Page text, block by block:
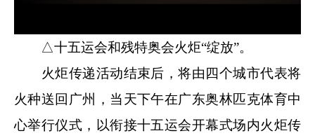
△十五运会和残特奥会火炬“绽放”。
火炬传递活动结束后，将由四个城市代表将
火种送回广州，当天下午在广东奥林匹克体育中
心举行仪式，以衔接十五运会开幕式场内火炬传